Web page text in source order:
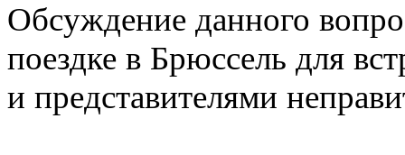
Обсуждение данного
поездке в Брюссель для
и представителями